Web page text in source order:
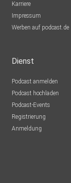
Karriere
Impressum
Werben auf podcast.de
Dienst
Podcast anmelden
Podcast hochladen
Podcast-Events
Registrierung
Anmeldung